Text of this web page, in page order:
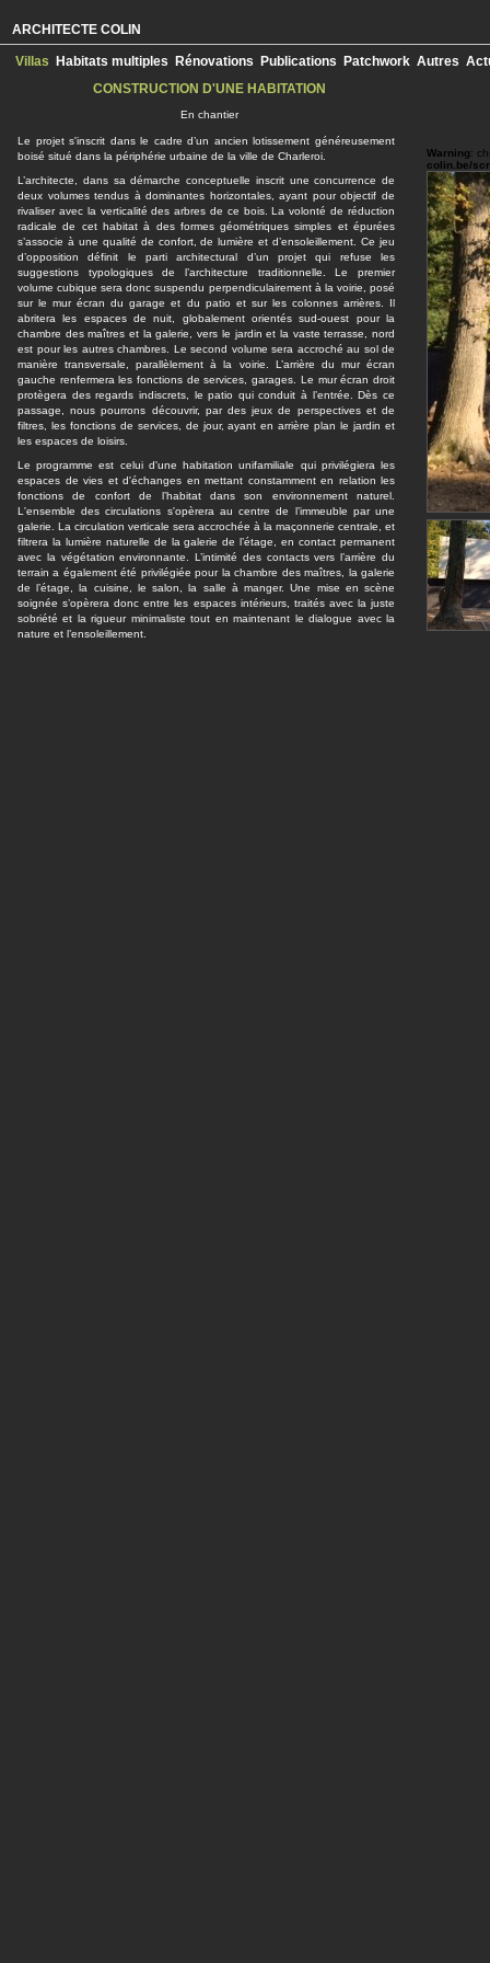
ARCHITECTE COLIN
Villas Habitats multiples Rénovations Publications Patchwork Autres
Warning:
colin.be/
Warning:
colin.be/
Warning:
colin.be/
Warning:
colin.be/
Warning:
colin.be/
Warning:
colin.be/
Warning :
colin.be/
Warning
:
colin.be/
Warning:
colin.be/
Warning:
colin.be/
CONSTRUCTION D'UNE HABITATION
En chantier
Le projet s'inscrit dans le cadre d’un ancien lotissement généreusement
boisé situé dans la périphérie urbaine de la ville de Charleroi.
L’architecte, dans sa démarche conceptuelle inscrit une concurrence de
deux volumes tendus à dominantes horizontales, ayant pour objectif de
rivaliser avec la verticalité des arbres de ce bois. La volonté de réduction
radicale de cet habitat à des formes géométriques simples et épurées
s’associe à une qualité de confort, de lumière et d’ensoleillement. Ce jeu
d’opposition définit le parti architectural d’un projet qui refuse les
suggestions typologiques de l’architecture traditionnelle. Le premier
volume cubique sera donc suspendu perpendiculairement à la voirie, posé
sur le mur écran du garage et du patio et sur les colonnes arrières. Il
abritera les espaces de nuit, globalement orientés sud-ouest pour la
chambre des maîtres et la galerie, vers le jardin et la vaste terrasse, nord
est pour les autres chambres. Le second volume sera accroché au sol de
manière transversale, parallèlement à la voirie. L’arrière du mur écran
gauche renfermera les fonctions de services, garages. Le mur écran droit
protègera des regards indiscrets, le patio qui conduit à l’entrée. Dès ce
passage, nous pourrons découvrir, par des jeux de perspectives et de
filtres, les fonctions de services, de jour, ayant en arrière plan le jardin et
les espaces de loisirs.
Le programme est celui d'une habitation unifamiliale qui privilégiera les
espaces de vies et d'échanges en mettant constamment en relation les
fonctions de confort de l’habitat dans son environnement naturel.
L'ensemble des circulations s'opèrera au centre de l’immeuble par une
galerie. La circulation verticale sera accrochée à la maçonnerie centrale, et
filtrera la lumière naturelle de la galerie de l’étage, en contact permanent
avec la végétation environnante. L’intimité des contacts vers l’arrière du
terrain a également été privilégiée pour la chambre des maîtres, la galerie
de l’étage, la cuisine, le salon, la salle à manger. Une mise en scène
soignée s’opèrera donc entre les espaces intérieurs, traités avec la juste
sobriété et la rigueur minimaliste tout en maintenant le dialogue avec la
nature et l’ensoleillement.